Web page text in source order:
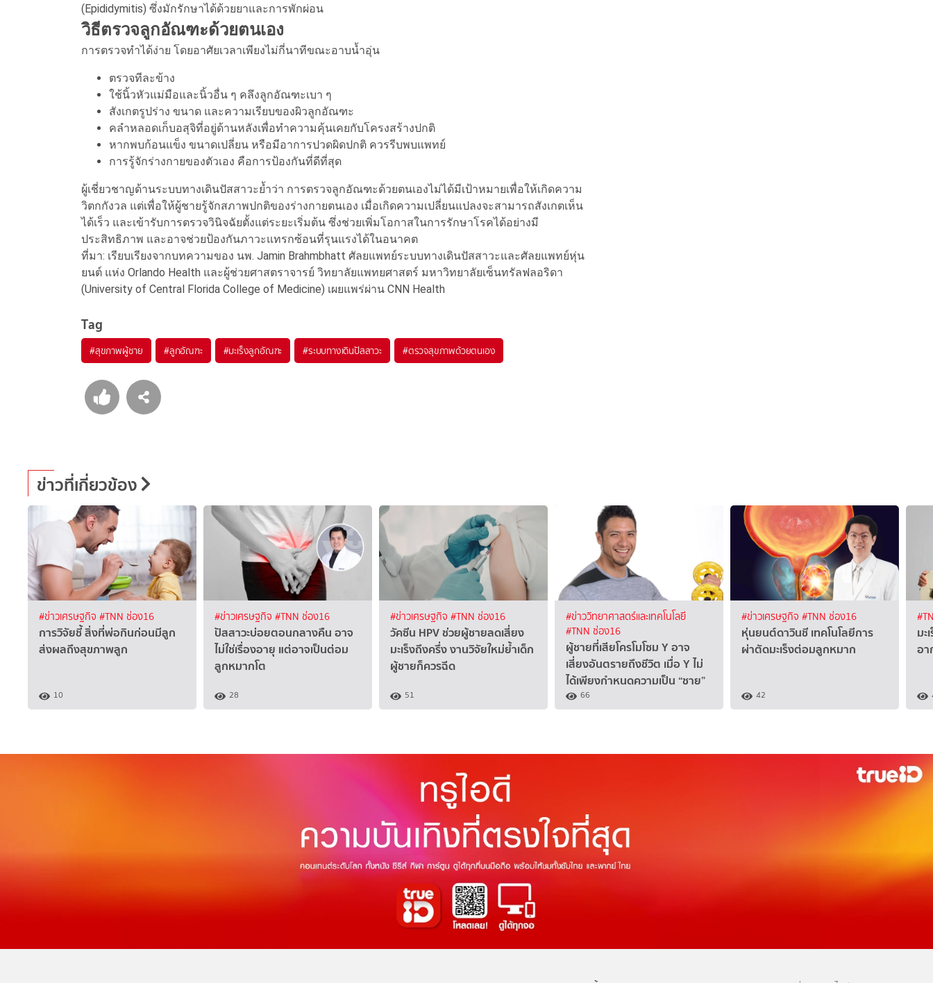
(Epididymitis) ซึ่งมักรักษาได้ด้วยยาและการพักผ่อน
วิธีตรวจลูกอัณฑะด้วยตนเอง
การตรวจทำได้ง่าย โดยอาศัยเวลาเพียงไม่กี่นาทีขณะอาบน้ำอุ่น
ตรวจทีละข้าง
ใช้นิ้วหัวแม่มือและนิ้วอื่น ๆ คลึงลูกอัณฑะเบา ๆ
สังเกตรูปร่าง ขนาด และความเรียบของผิวลูกอัณฑะ
คลำหลอดเก็บอสุจิที่อยู่ด้านหลังเพื่อทำความคุ้นเคยกับโครงสร้างปกติ
หากพบก้อนแข็ง ขนาดเปลี่ยน หรือมีอาการปวดผิดปกติ ควรรีบพบแพทย์
การรู้จักร่างกายของตัวเอง คือการป้องกันที่ดีที่สุด
ผู้เชี่ยวชาญด้านระบบทางเดินปัสสาวะย้ำว่า การตรวจลูกอัณฑะด้วยตนเองไม่ได้มีเป้าหมายเพื่อให้เกิดความ
วิตกกังวล แต่เพื่อให้ผู้ชายรู้จักสภาพปกติของร่างกายตนเอง เมื่อเกิดความเปลี่ยนแปลงจะสามารถสังเกตเห็น
ได้เร็ว และเข้ารับการตรวจวินิจฉัยตั้งแต่ระยะเริ่มต้น ซึ่งช่วยเพิ่มโอกาสในการรักษาโรคได้อย่างมี
ประสิทธิภาพ และอาจช่วยป้องกันภาวะแทรกซ้อนที่รุนแรงได้ในอนาคต
ที่มา: เรียบเรียงจากบทความของ นพ. Jamin Brahmbhatt ศัลยแพทย์ระบบทางเดินปัสสาวะและศัลยแพทย์หุ่น
ยนต์ แห่ง Orlando Health และผู้ช่วยศาสตราจารย์ วิทยาลัยแพทยศาสตร์ มหาวิทยาลัยเซ็นทรัลฟลอริดา
(University of Central Florida College of Medicine) เผยแพร่ผ่าน CNN Health
Tag
#สุขภาพผู้ชาย #ลูกอัณฑะ #มะเร็งลูกอัณฑะ #ระบบทางเดินปัสสาวะ #ตรวจสุขภาพด้วยตนเอง
ข่าวที่เกี่ยวข้อง
#ข่าวเศรษฐกิจ #TNN ช่อง16
การวิจัยชี้ สิ่งที่พ่อกินก่อนมีลูก
ส่งผลถึงสุขภาพลูก
10
#ข่าวเศรษฐกิจ #TNN ช่อง16
ปัสสาวะบ่อยตอนกลางคืน อาจ
ไม่ใช่เรื่องอายุ แต่อาจเป็นต่อม
ลูกหมากโต
28
#ข่าวเศรษฐกิจ #TNN ช่อง16
วัคซีน HPV ช่วยผู้ชายลดเสี่ยง
มะเร็งถึงครึ่ง งานวิจัยใหม่ย้ำเด็ก
ผู้ชายก็ควรฉีด
51
#ข่าววิทยาศาสตร์และเทคโนโลยี
#TNN ช่อง16
ผู้ชายที่เสียโครโมโซม Y อาจ
เสี่ยงอันตรายถึงชีวิต เมื่อ Y ไม่
ได้เพียงกำหนดความเป็น “ชาย”
66
#ข่าวเศรษฐกิจ #TNN ช่อง16
หุ่นยนต์ดาวินชี เทคโนโลยีการ
ผ่าตัดมะเร็งต่อมลูกหมาก
42
มะ
อา